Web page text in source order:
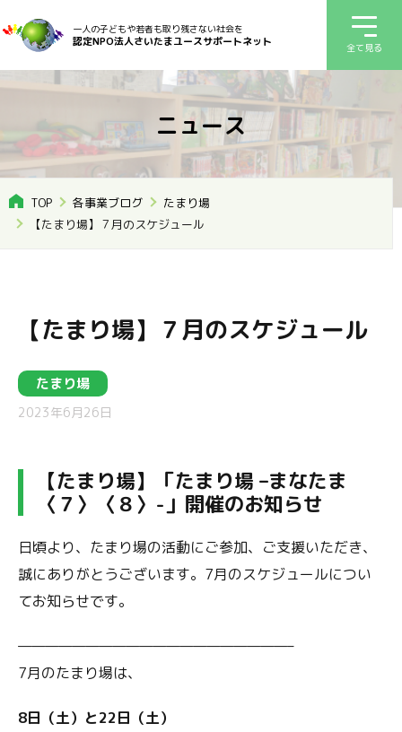
一人の子どもや若者も取り残さない社会を
認定NPO法人さいたまユースサポートネット 全て見る
ニュース
TOP 各事業ブログ
たまり場
【たまり場】７月のスケジュール
【たまり場】７月のスケジュール
たまり場
2023年6月26日
【たまり場】「たまり場 –まなたま
〈７〉〈 ８〉 -」開催のお知らせ
日頃より、たまり場の活動にご参加、ご支援いただき、
誠にありがとうございます。7月のスケジュールについ
てお知らせです。
————————————————————–
7月のたまり場は、
8日（土）と22日（土）